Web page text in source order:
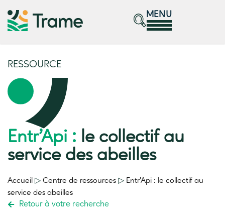
MENU
RESSOURCE
Entr’Api : le collectif au
service des abeilles
Accueil ▷ Centre de ressources ▷ Entr’Api : le collectif au
service des abeilles
Retour à votre recherche